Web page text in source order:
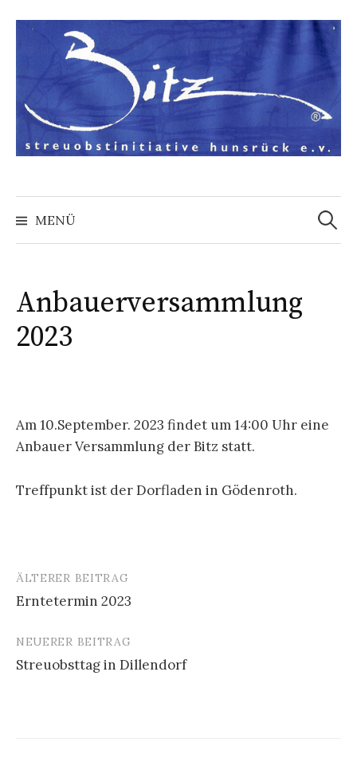
zum
MENÜ
Suchen
nach:
Anbauerversammlung
2023
Am 10.September. 2023 findet um 14:00 Uhr eine
Anbauer Versammlung der Bitz statt.
Treffpunkt ist der Dorfladen in Gödenroth.
Beitrags-
Navigation
ÄLTERER BEITRAG
Erntetermin 2023
NEUERER BEITRAG
Streuobsttag in Dillendorf